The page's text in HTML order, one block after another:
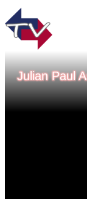
Julian Paul